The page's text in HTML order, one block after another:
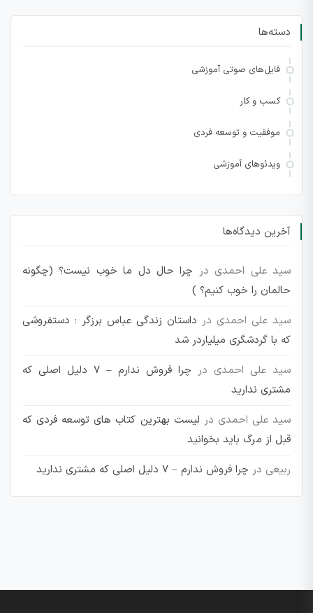
دسته‌ها
فایل‌های صوتی آموزشی
کسب و کار
موفقیت و توسعه فردی
ویدئوهای آموزشی
آخرین دیدگاه‌ها
سید علی احمدی در چرا حال دل ما خوب نیست؟ (چگونه
حالمان را خوب کنیم؟ )
سید علی احمدی در داستان زندگی عباس برزگر : دستفروشی
که با گردشگری میلیاردر شد
سید علی احمدی در
چرا فروش ندارم – 7 دلیل اصلی که
مشتری ندارید
سید علی احمدی در لیست بهترین کتاب های توسعه فردی که
قبل از مرگ باید بخوانید
ربیعی در چرا فروش ندارم – 7 دلیل اصلی که مشتری ندارید